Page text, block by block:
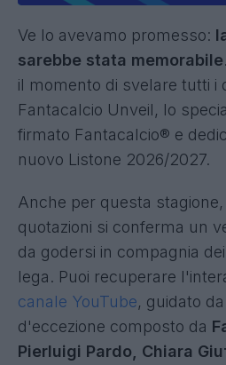
Ve lo avevamo promesso:
sarebbe stata memorabile
il momento di svelare tutti i
Fantacalcio Unveil, lo
firmato Fantacalcio® e
nuovo Listone 2026/2027.
Anche per questa
quotazioni si conferma un
da godersi in compagnia
lega. Puoi recuperare
canale YouTube, guidato
d'eccezione composto da
Pierluigi Pardo, Chiara